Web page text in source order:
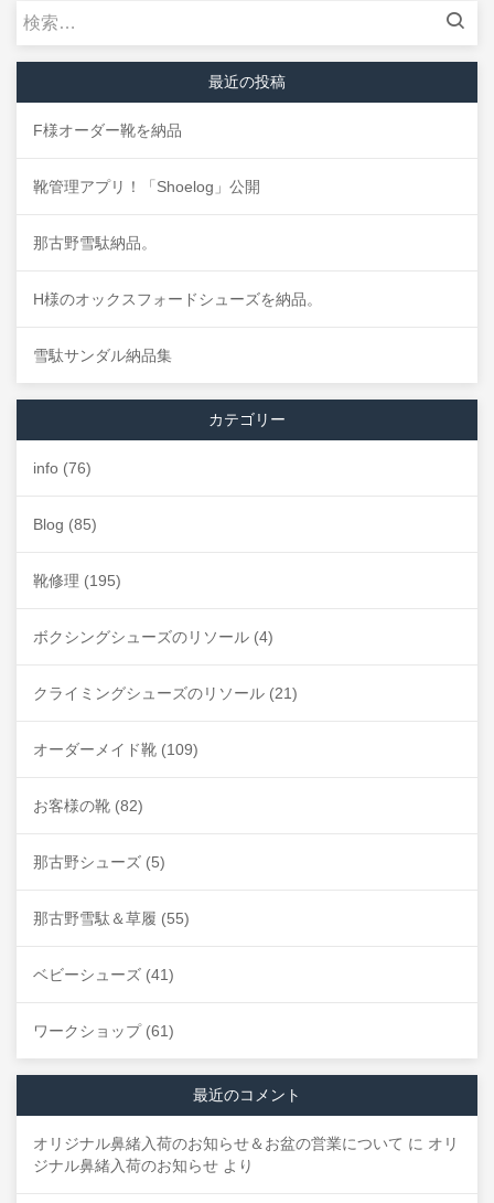
検
最近の投稿
F様オーダー靴を納品
靴管理アプリ！「Shoelog」公開
那古野雪駄納品。
H様のオックスフォードシューズを納品。
雪駄サンダル納品集
カテゴリー
info (76)
Blog (85)
靴修理 (195)
ボクシングシューズのリソール (4)
クライミングシューズのリソール (21)
オーダーメイド靴 (109)
お客様の靴 (82)
那古野シューズ (5)
那古野雪駄＆草履 (55)
ベビーシューズ (41)
ワークショップ(61)
最近のコメント
オリジナル鼻緒入荷のお知らせ＆お盆の営業について に オリ
ジナル鼻緒入荷のお知らせ より